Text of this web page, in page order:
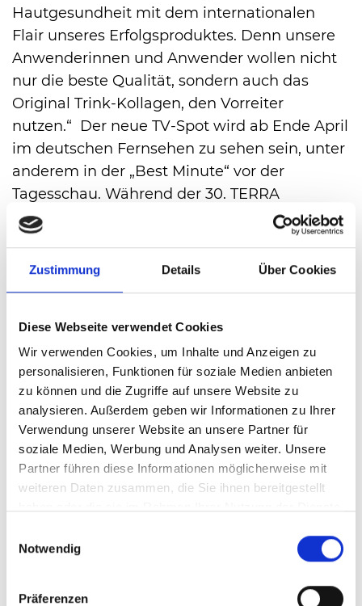
Zustimmung Details Über Cookies
Diese Webseite verwendet Cookies
Wir verwenden Cookies, um Inhalte und Anzeigen zu
personalisieren, Funktionen für soziale Medien anbieten
zu können und die Zugriffe auf unsere Website zu
analysieren. Außerdem geben wir Informationen zu Ihrer
Verwendung unserer Website an unsere Partner für
soziale Medien, Werbung und Analysen weiter. Unsere
Partner führen diese Informationen möglicherweise mit
weiteren Daten zusammen, die Sie ihnen bereitgestellt
Notwendig
Präferenzen
Hautgesundheit mit dem internationalen
Flair unseres Erfolgsproduktes. Denn unsere
Anwenderinnen und Anwender wollen nicht
nur die beste Qualität, sondern auch das
Original Trink-Kollagen, den Vorreiter
nutzen.“ Der neue TV-Spot wird ab Ende April
im deutschen Fernsehen zu sehen sein, unter
anderem in der „Best Minute“ vor der
Tagesschau. Während der 30. TERRA
WORTMANN OPEN wird die Kampagne auf
den Leinwänden gezeigt.
Die Preise und weitere Informationen sind
Eintrittskarten ist sowohl unter der
Tickethotline (05201) 81 80 als auch im
Internet unterwww.terrawortmann-open.de
und bei allen eventim-Vorverkaufsstellen
möglich. Sie sind zudem als Print@Home-
oder Mobile-Ticket buchbar. Das TICKET
CENTER ist via Email unter karten@owl-
arena.dezu erreichen und hat die Anschrift:
Gausekampweg 2 in 33790 HalleWestfalen.